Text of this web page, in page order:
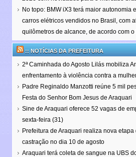
No topo: BMW iX3 terá maior autonomia
carros elétricos vendidos no Brasil, com
quilômetros de alcance, de acordo com o
:: NOTÍCIAS DA PREFEITURA
2ª Caminhada do Agosto Lilás mobiliza
enfrentamento à violência contra a
Padre Reginaldo Manzotti reúne 5 mil
Festa do Senhor Bom Jesus de Araquari
Sine de Araquari oferece 52 vagas de
sexta-feira (31)
Prefeitura de Araquari realiza nova etapa
castração no dia 10 de agosto
Araquari terá coleta de sangue na UBS